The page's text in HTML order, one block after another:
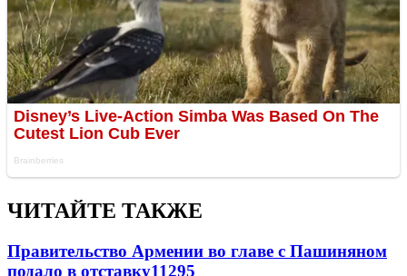
ЧИТАЙТЕ ТАКЖЕ
Правительство Армении во главе с Пашиняном
подало в отставку11295